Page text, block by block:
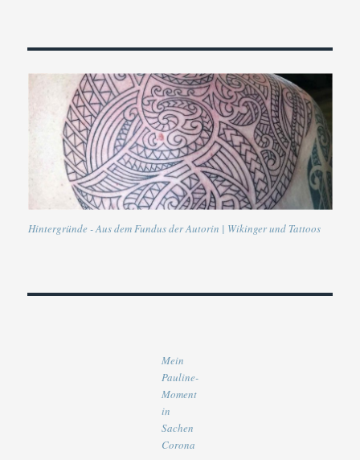
Hintergründe - Aus dem Fundus der Autorin | Wikinger und Tattoos
Mein
Pauline-
Moment
in
Sachen
Corona